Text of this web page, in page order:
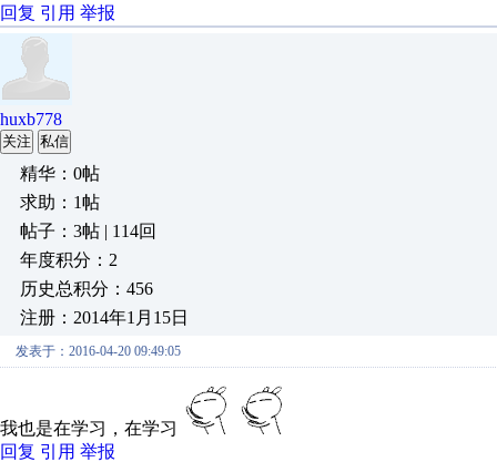
回复 引用 举报
huxb778
关注 私信
精华：0帖
求助：1帖
帖子：3帖 | 114回
年度积分：2
历史总积分：456
注册：2014年1月15日
发表于：2016-04-20 09:49:05
我也是在学习，在学习
回复 引用 举报